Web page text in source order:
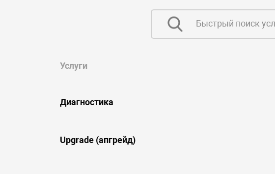
Услуги
Диагностика
Upgrade (апгрейд)